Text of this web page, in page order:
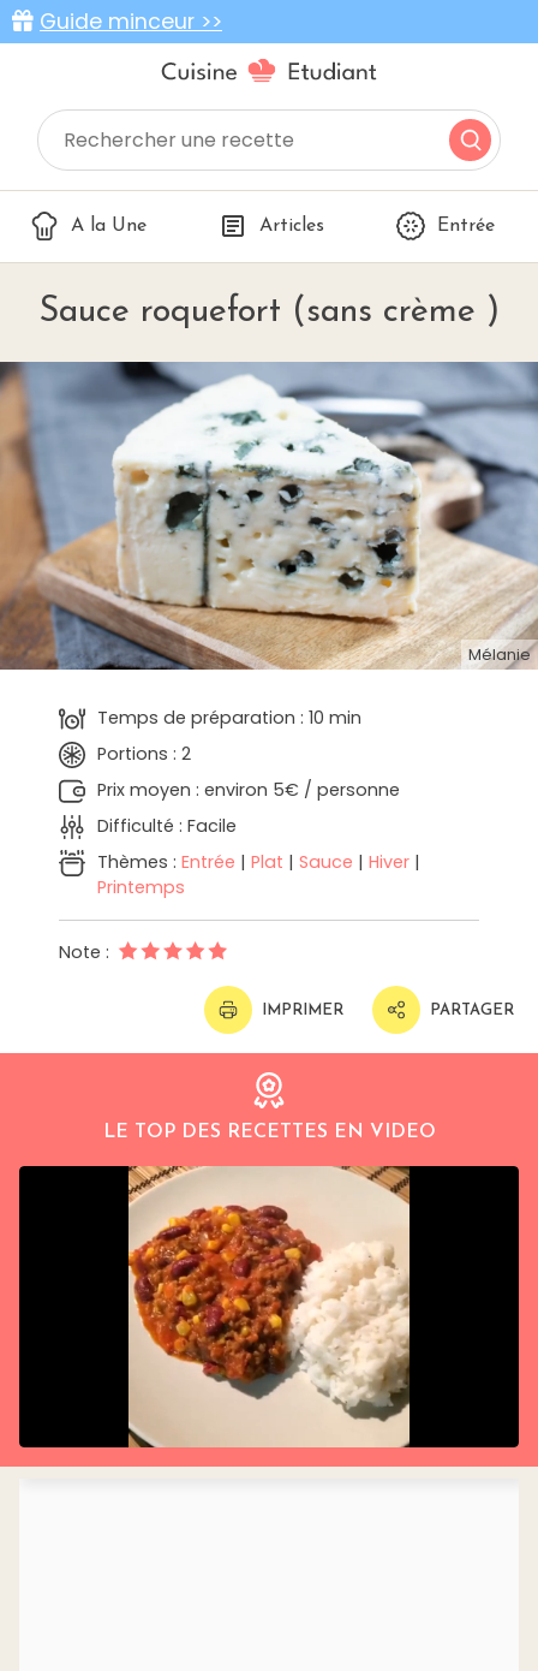
Guide minceur >>
A la Une Articles Entrée
Sauce roquefort (sans crème )
Mélanie
Temps de préparation : 10 min
Portions : 2
Prix moyen : environ 5€ / personne
Difficulté : Facile
Thèmes : Entrée | Plat | Sauce | Hiver |
Printemps
Note :
IMPRIMER PARTAGER
LE TOP DES RECETTES EN VIDEO